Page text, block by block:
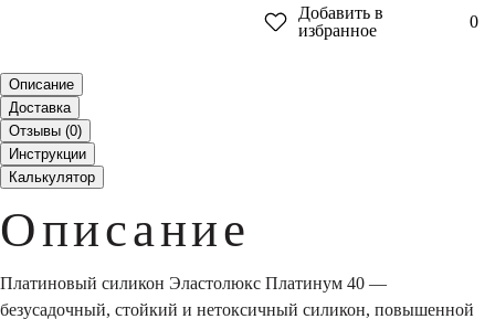
Добавить в
избранное
0
Описание
Доставка
Отзывы (0)
Инструкции
Калькулятор
Описание
Платиновый силикон Эластолюкс Платинум 40 ―
безусадочный, стойкий и нетоксичный силикон, повышенной